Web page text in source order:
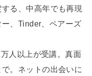
る、中高年でも再現
、Tinder、ペアーズ
人以上が受講。真面
。ネットの出会いに